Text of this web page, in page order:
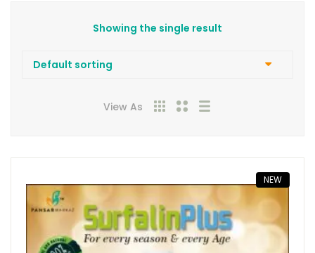
View As
Showing the single result
NEW